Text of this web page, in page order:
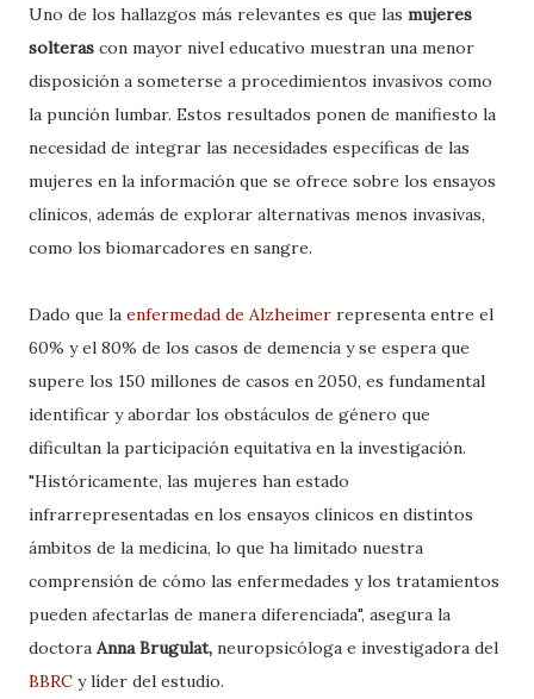
Uno de los hallazgos más relevantes es que las mujeres
solteras con mayor nivel educativo muestran una menor
disposición a someterse a procedimientos invasivos como
la punción lumbar. Estos resultados ponen de manifiesto la
necesidad de integrar las necesidades específicas de las
mujeres en la información que se ofrece sobre los ensayos
clínicos, además de explorar alternativas menos invasivas,
como los biomarcadores en sangre.
Dado que la enfermedad de Alzheimer representa entre el
60% y el 80% de los casos de demencia y se espera que
supere los 150 millones de casos en 2050, es fundamental
identificar y abordar los obstáculos de género que
dificultan la participación equitativa en la investigación.
"Históricamente, las mujeres han estado
infrarrepresentadas en los ensayos clínicos en distintos
ámbitos de la medicina, lo que ha limitado nuestra
comprensión de cómo las enfermedades y los tratamientos
pueden afectarlas de manera diferenciada", asegura la
doctora Anna Brugulat, neuropsicóloga e investigadora del
BBRC y líder del estudio.